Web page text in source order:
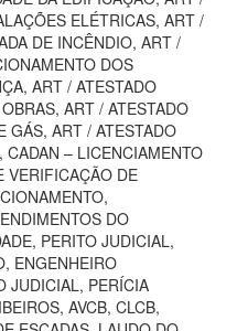
ELÉTRICAS, ART /
DE INCÊNDIO, ART /
DOS
ART / ATESTADO
ART / ATESTADO
GÁS, ART / ATESTADO
– LICENCIAMENTO
VERIFICAÇÃO DE
DO
PERITO JUDICIAL,
ENGENHEIRO
JUDICIAL, PERÍCIA
AVCB, CLCB,